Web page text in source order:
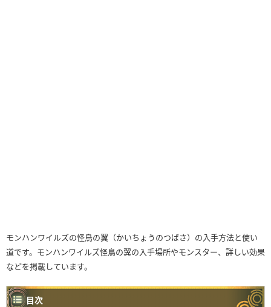
モンハンワイルズの怪鳥の翼（かいちょうのつばさ）の入手方法と使い
道です。モンハンワイルズ怪鳥の翼の入手場所やモンスター、詳しい効果
などを掲載しています。
目次